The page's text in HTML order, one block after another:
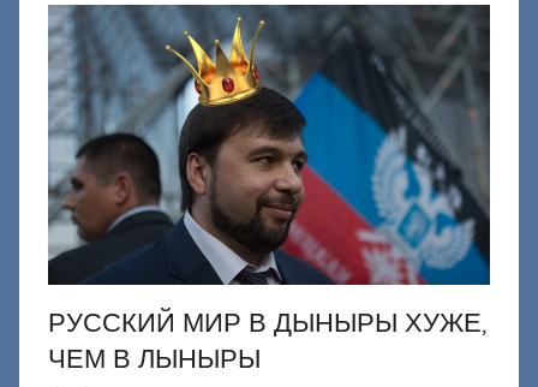
РУССКИЙ МИР В ДЫНЫРЫ ХУЖЕ,
ЧЕМ В ЛЫНЫРЫ